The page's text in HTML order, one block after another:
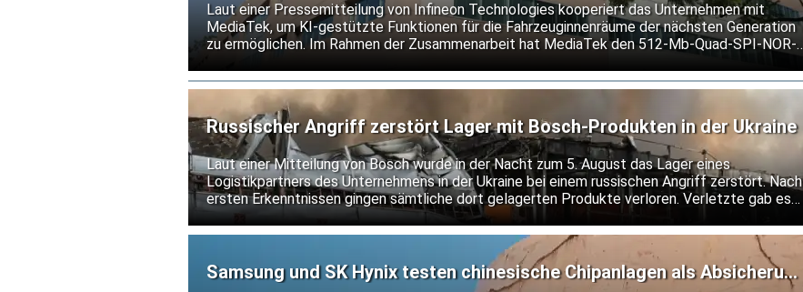
Laut einer Pressemitteilung von Infineon Technologies kooperiert das Unternehmen mit
MediaTek, um KI-gestützte Funktionen für die Fahrzeuginnenräume der nächsten Generation
zu ermöglichen. Im Rahmen der Zusammenarbeit hat MediaTek den 512-Mb-Quad-SPI-NOR-
Russischer Angriff zerstört Lager mit Bosch-Produkten in der Ukraine
Laut einer Mitteilung von Bosch wurde in der Nacht zum 5. August das Lager eines
Logistikpartners des Unternehmens in der Ukraine bei einem russischen Angriff zerstört. Nach
ersten Erkenntnissen gingen sämtliche dort gelagerten Produkte verloren. Verletzte gab es
nicht.
Samsung und SK Hynix testen chinesische Chipanlagen als Absicherung